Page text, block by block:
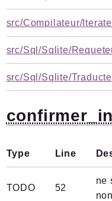
src/Compilateur/
src/Sql/Sqlite/
src/Sql/Sqlite/
Type Line
TODO 52
ne